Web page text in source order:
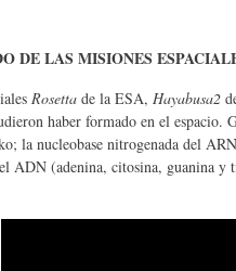
DE LAS MISIONES
Rosettade la ESA, Hayabusa2
haber formado en el
la nucleobase nitrogenada del
ADN (adenina, citosina, guanina